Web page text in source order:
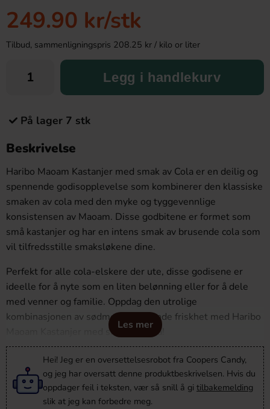
249.90 kr/stk
Tilbud, sammenligningspris 208.25 kr / kilo or liter
Legg i handlekurv
På lager 7 stk
Beskrivelse
Haribo Maoam Kastanjer med smak av Cola er en deilig og
spennende godisopplevelse som kombinerer den klassiske
smaken av cola med den myke og tyggevennlige
konsistensen av Maoam. Disse godbitene er formet som
små kastanjer og har en intens smak av brusende cola som
vil tilfredsstille smaksløkene dine.
Perfekt for alle cola-elskere der ute, disse godisene er
ideelle for å nyte som en liten belønning eller for å dele
med venner og familie. Oppdag den utrolige
kombinasjonen av sødme og brusende friskhet med Haribo
Maoam Kastanjer med smak av Cola!
Les mer
Hei! Jeg er en oversettelsesrobot fra Coopers Candy,
og jeg har oversatt denne produktbeskrivelsen. Hvis du
oppdager feil i teksten, vær så snill å gi tilbakemelding
slik at jeg kan forbedre meg.